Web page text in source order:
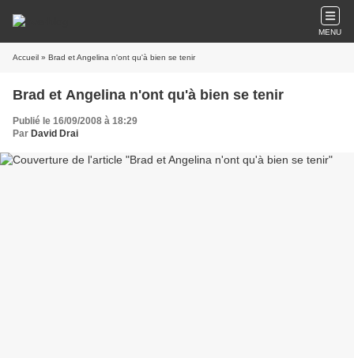
MENU
Accueil » Brad et Angelina n'ont qu'à bien se tenir
Brad et Angelina n'ont qu'à bien se tenir
Publié le 16/09/2008 à 18:29
Par David Drai